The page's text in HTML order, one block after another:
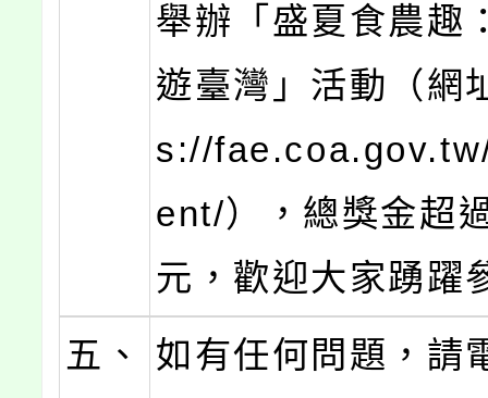
舉辦「盛夏食農趣
遊臺灣」活動（網
s://
ent/），總獎金超
元，歡迎大家踴躍
五、
如有任何問題，請